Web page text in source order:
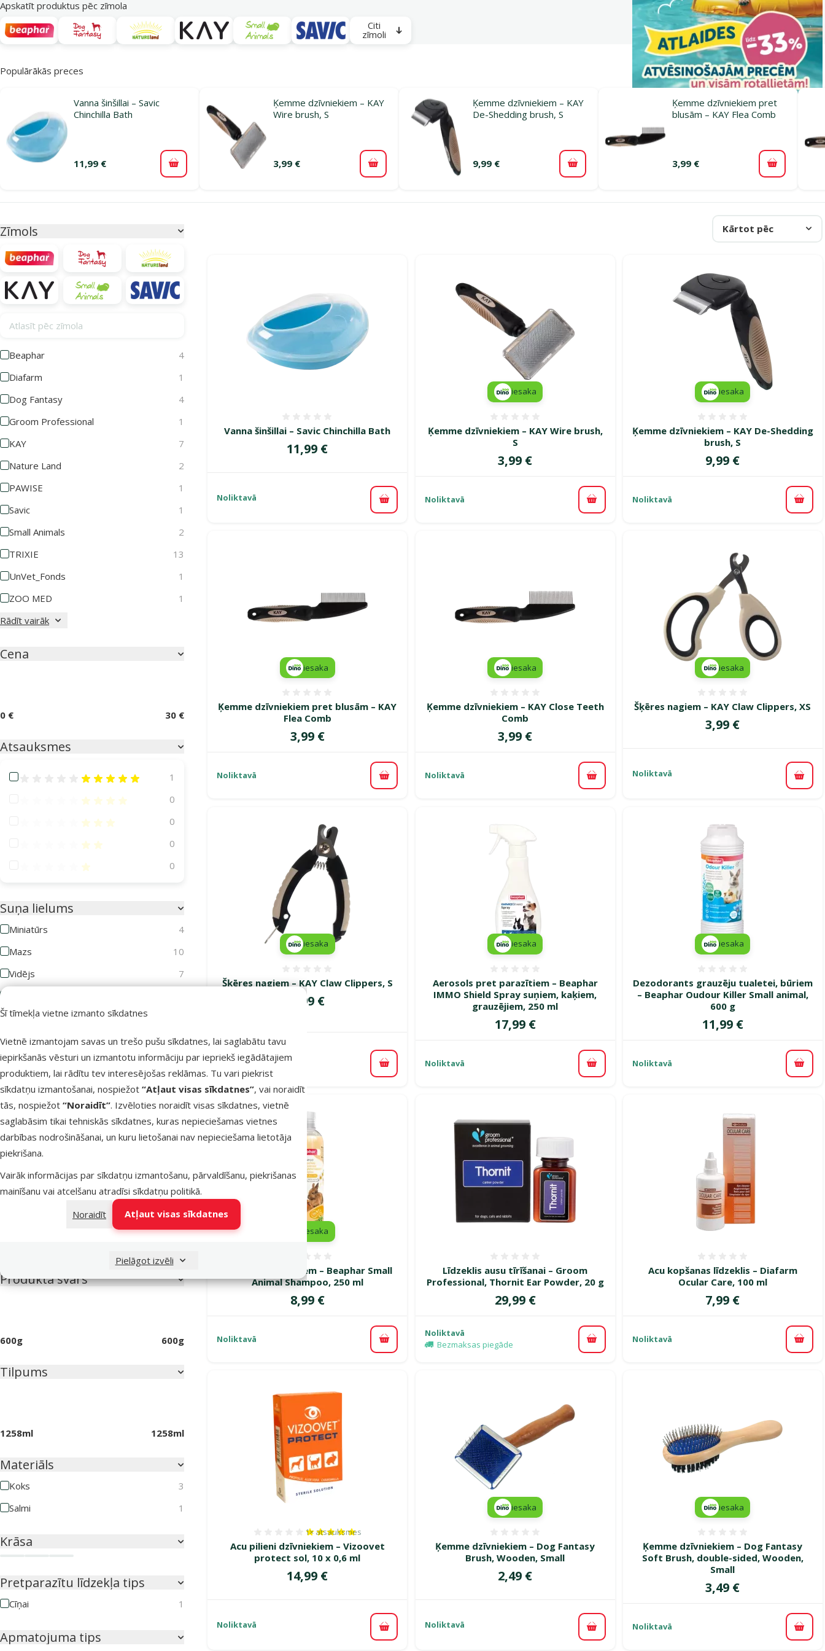
Šī tīmekļa vietne izmanto sīkdatnes
Vietnē izmantojam savas un trešo pušu sīkdatnes, lai saglabātu tavu
iepirkšanās vēsturi un izmantotu informāciju par iepriekš iegādātajiem
produktiem, lai rādītu tev interesējošas reklāmas. Tu vari piekrist
sīkdatņu izmantošanai, nospiežot “Atļaut visas sīkdatnes”, vai noraidīt
tās, nospiežot “Noraidīt”. Izvēloties noraidīt visas sīkdatnes, vietnē
saglabāsim tikai tehniskās sīkdatnes, kuras nepieciešamas vietnes
darbības nodrošināšanai, un kuru lietošanai nav nepieciešama lietotāja
piekrišana.
Vairāk informācijas par sīkdatņu izmantošanu, pārvaldīšanu, piekrišanas
mainīšanu vai atcelšanu atradīsi sīkdatņu politikā.
Noraidīt
Atļaut visas sīkdatnes
Pielāgot izvēli
Apskatīt produktus pēc zīmola
Citi
zīmoli
Populārākās preces
Vanna šinšillai – Savic
Chinchilla Bath
11,99 € Pievienot grozam
Ķemme dzīvniekiem – KAY
Wire brush, S
3,99 € Pievienot grozam
Ķemme dzīvniekiem – KAY
De-Shedding brush, S
9,99 € Pievienot grozam
Ķemme dzīvniekiem pret
blusām – KAY Flea Comb
3,99 € Pievienot
Zīmols
Atlasīt pēc zīmola
Beaphar
4
Diafarm
1
Dog Fantasy
4
Groom Professional
1
KAY
7
Nature Land
2
PAWISE
1
Savic
1
Small Animals
2
TRIXIE
13
UnVet_Fonds
1
ZOO MED
1
Rādīt vairāk
Cena
0 € 30 €
Atsauksmes
Atsauksmes 100%
1
Atsauksmes 80%
0
Atsauksmes 60%
0
Atsauksmes 40%
0
Atsauksmes 20%
0
Suņa lielums
Miniatūrs
4
Mazs
10
Vidējs
7
Milzīgs
Suņa vecums
Kucēns Pieaudzis Seniors
Veselības stāvoklis
Bez veselības traucējumiem
Jutīgas acis (ārējai lietošanai)
2
Sastāvs un garšas
Produkta svars
600g 600g
Tilpums
1258ml 1258ml
Materiāls
Koks
3
Salmi
1
Krāsa
Pretparazītu līdzekļa tips
Cīņai 1
Apmatojuma tips
Kārtot pēc
Vanna šinšillai – Savic Chinchilla Bath
Cena
11,99 €
Noliktavā
Pievienot grozam
Ķemme dzīvniekiem – KAY Wire brush,
S
Cena
3,99 €
iesaka
Noliktavā Pievienot grozam
Ķemme dzīvniekiem – KAY De-Shedding
brush, S
Cena
9,99 €
iesaka
Noliktavā
Ķemme dzīvniekiem pret blusām – KAY
Flea Comb
Cena
3,99 €
iesaka
Noliktavā Pievienot grozam
Ķemme dzīvniekiem – KAY Close Teeth
Comb
Cena
3,99 €
iesaka
Noliktavā Pievienot grozam
Šķēres nagiem – KAY Claw Clippers, XS
Cena
3,99 €
iesaka
Noliktavā
Šķēres nagiem – KAY Claw Clippers, S
Cena
4,99 €
iesaka
Noliktavā
Pievienot grozam
Aerosols pret parazītiem – Beaphar
IMMO Shield Spray suņiem, kaķiem,
grauzējiem, 250 ml
Cena
17,99 €
iesaka
Noliktavā Pievienot grozam
Dezodorants grauzēju tualetei, būriem
– Beaphar Oudour Killer Small animal,
600 g
Cena
11,99 €
iesaka
Noliktavā
Šampūns grauzējiem – Beaphar Small
Animal Shampoo, 250 ml
Cena
8,99 €
iesaka
Noliktavā Pievienot grozam
Līdzeklis ausu tīrīšanai – Groom
Professional, Thornit Ear Powder, 20 g
Cena
29,99 €
Noliktavā
Bezmaksas piegāde
Pievienot grozam
Acu kopšanas līdzeklis – Diafarm
Ocular Care, 100 ml
Cena
7,99 €
Noliktavā
Acu pilieni dzīvniekiem – Vizoovet
protect sol, 10 x 0,6 ml
Atsauksmes 100%, reitingu skaits: 1
1× atsauksmes
Cena
14,99 €
Noliktavā
Pievienot grozam
Ķemme dzīvniekiem – Dog Fantasy
Brush, Wooden, Small
Cena
2,49 €
iesaka
Noliktavā
Pievienot grozam
Ķemme dzīvniekiem – Dog Fantasy
Soft Brush, double-sided, Wooden,
Small
Cena
3,49 €
iesaka
Noliktavā